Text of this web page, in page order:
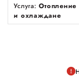
Услуга:
и охлаждане